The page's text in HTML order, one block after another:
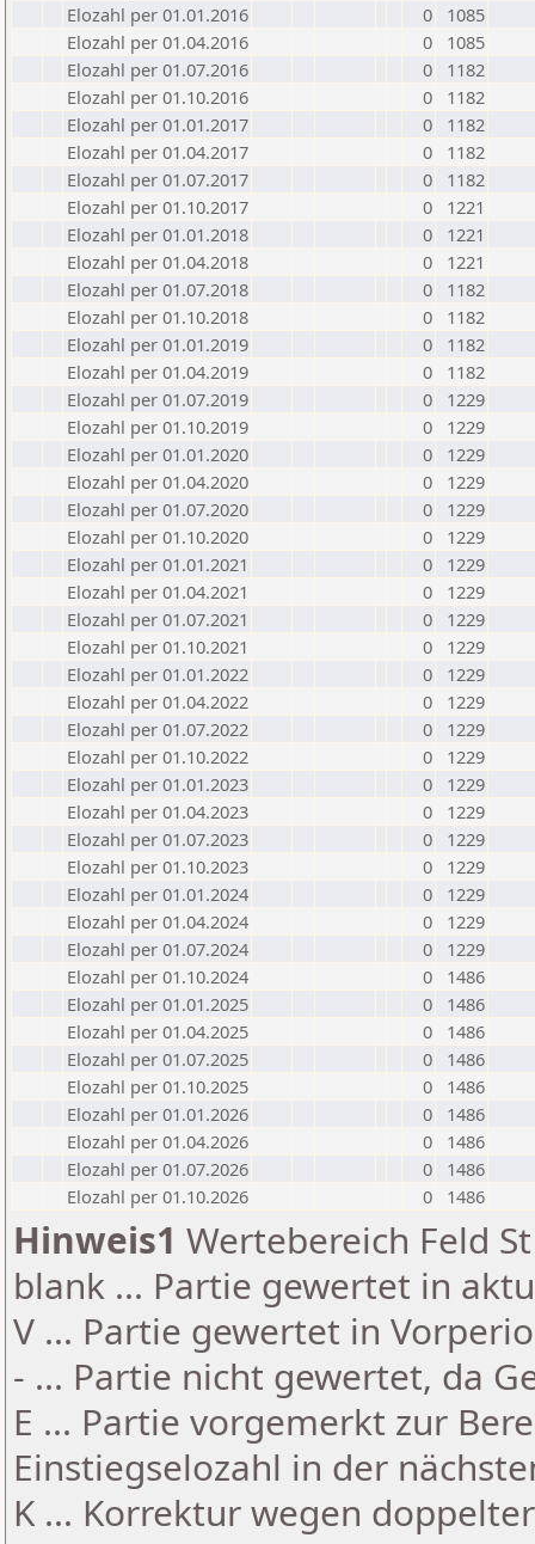
Elozahl per 01.01.2016
0
1085
Elozahl per 01.04.2016
0
1085
Elozahl per 01.07.2016
0
1182
Elozahl per 01.10.2016
0
1182
Elozahl per 01.01.2017
0
1182
Elozahl per 01.04.2017
0
1182
Elozahl per 01.07.2017
0
1182
Elozahl per 01.10.2017
0
1221
Elozahl per 01.01.2018
0
1221
Elozahl per 01.04.2018
0
1221
Elozahl per 01.07.2018
0
1182
Elozahl per 01.10.2018
0
1182
Elozahl per 01.01.2019
0
1182
Elozahl per 01.04.2019
0
1182
Elozahl per 01.07.2019
0
1229
Elozahl per 01.10.2019
0
1229
Elozahl per 01.01.2020
0
1229
Elozahl per 01.04.2020
0
1229
Elozahl per 01.07.2020
0
1229
Elozahl per 01.10.2020
0
1229
Elozahl per 01.01.2021
0
1229
Elozahl per 01.04.2021
0
1229
Elozahl per 01.07.2021
0
1229
Elozahl per 01.10.2021
0
1229
Elozahl per 01.01.2022
0
1229
Elozahl per 01.04.2022
0
1229
Elozahl per 01.07.2022
0
1229
Elozahl per 01.10.2022
0
1229
Elozahl per 01.01.2023
0
1229
Elozahl per 01.04.2023
0
1229
Elozahl per 01.07.2023
0
1229
Elozahl per 01.10.2023
0
1229
Elozahl per 01.01.2024
0
1229
Elozahl per 01.04.2024
0
1229
Elozahl per 01.07.2024
0
1229
Elozahl per 01.10.2024
0
1486
Elozahl per 01.01.2025
0
1486
Elozahl per 01.04.2025
0
1486
Elozahl per 01.07.2025
0
1486
Elozahl per 01.10.2025
0
1486
Elozahl per 01.01.2026
0
1486
Elozahl per 01.04.2026
0
1486
Elozahl per 01.07.2026
0
1486
Elozahl per 01.10.2026
0 1486
Hinweis1 Wertebereich Feld
blank ... Partie gewertet in
V ... Partie gewertet in
- ... Partie nicht gewertet, da
E ... Partie vorgemerkt zur
Einstiegselozahl in der
K ... Korrektur wegen